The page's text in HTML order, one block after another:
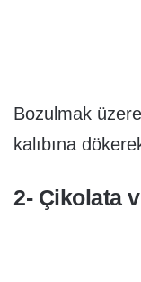
Bozulmak
kalıbına
2- Çikolata